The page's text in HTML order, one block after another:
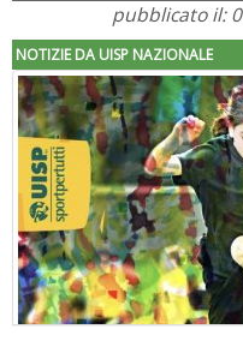
pubblicato il:
NOTIZIE DA UISP NAZIONALE